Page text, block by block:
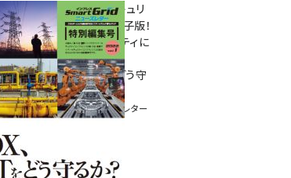
重要インフラサイバーセキュリ
ティコンファレンス特別電子版！
― 産業サイバーセキュリティに
関わる全ての方へ！ ―
加速するDX、OT/IoTをどう守
るか？
インプレス SmartGridニューズレター